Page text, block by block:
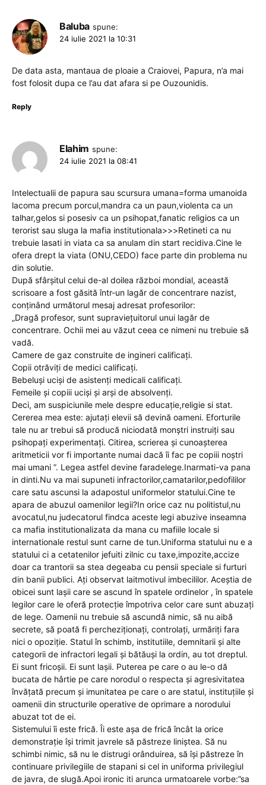
Baluba spune:
24 iulie 2021 la 10:31
De data asta, mantaua de ploaie a Craiovei, Papura, n’a mai
fost folosit dupa ce l’au dat afara si pe Ouzounidis.
Reply
Elahim spune:
24 iulie 2021 la 08:41
Intelectualii de papura sau scursura umana=forma umanoida
lacoma precum porcul,mandra ca un paun,violenta ca un
talhar,gelos si posesiv ca un psihopat,fanatic religios ca un
terorist sau sluga la mafia institutionala>>>Retineti ca nu
trebuie lasati in viata ca sa anulam din start recidiva.Cine le
ofera drept la viata (ONU,CEDO) face parte din problema nu
din solutie.
După sfârșitul celui de-al doilea război mondial, această
scrisoare a fost găsită într-un lagăr de concentrare nazist,
conținând următorul mesaj adresat profesorilor:
„Dragă profesor, sunt supraviețuitorul unui lagăr de
concentrare. Ochii mei au văzut ceea ce nimeni nu trebuie să
vadă.
Camere de gaz construite de ingineri calificați.
Copii otrăviți de medici calificați.
Bebeluși uciși de asistenți medicali calificați.
Femeile și copiii uciși și arși de absolvenți.
Deci, am suspiciunile mele despre educație,religie si stat.
Cererea mea este: ajutați elevii să devină oameni. Eforturile
tale nu ar trebui să producă niciodată monștri instruiți sau
psihopați experimentați. Citirea, scrierea și cunoașterea
aritmeticii vor fi importante numai dacă îi fac pe copiii noștri
mai umani ”. Legea astfel devine faradelege.Inarmati-va pana
in dinti.Nu va mai supuneti infractorilor,camatarilor,pedofililor
care satu ascunsi la adapostul uniformelor statului.Cine te
apara de abuzul oamenilor legii?In orice caz nu politistul,nu
avocatul,nu judecatorul findca aceste legi abuzive inseamna
ca mafia institutionalizata da mana cu mafiile locale si
internationale restul sunt carne de tun.Uniforma statului nu e a
statului ci a cetatenilor jefuiti zilnic cu taxe,impozite,accize
doar ca trantorii sa stea degeaba cu pensii speciale si furturi
din banii publici. Ați observat laitmotivul imbecililor. Aceștia de
obicei sunt lașii care se ascund în spatele ordinelor , în spatele
legilor care le oferă protecție împotriva celor care sunt abuzați
de lege. Oamenii nu trebuie să ascundă nimic, să nu aibă
secrete, să poată fi percheziționați, controlați, urmăriți fara
nici o opoziție. Statul în schimb, institutiile, demnitarii și alte
categorii de infractori legali și bătăuși la ordin, au tot dreptul.
Ei sunt fricoșii. Ei sunt lașii. Puterea pe care o au le-o dă
bucata de hârtie pe care norodul o respecta și agresivitatea
învățată precum și imunitatea pe care o are statul, instituțiile și
oamenii din structurile operative de oprimare a norodului
abuzat tot de ei.
Sistemului îi este frică. Îi este așa de frică încât la orice
demonstrație își trimit javrele să păstreze liniștea. Să nu
schimbi nimic, să nu le distrugi orânduirea, să își păstreze în
continuare privilegiile de stapani si cel in uniforma privilegiul
de javra, de slugă.Apoi ironic iti arunca urmatoarele vorbe:”sa